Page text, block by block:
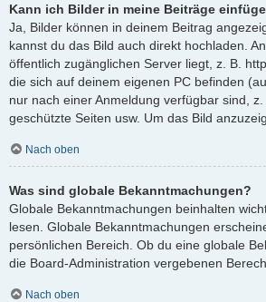
Kann ich Bilder in meine Beiträge
Ja, Bilder können in deinem Beitrag
kannst du das Bild auch direkt hochladen.
öffentlich zugänglichen Server liegt, z. B.
die sich auf deinem eigenen PC befinden
nur nach einer Anmeldung verfügbar sind,
geschützte Seiten usw. Um das Bild
Nach oben
Was sind globale Bekanntmachungen?
Globale Bekanntmachungen beinhalten
lesen. Globale Bekanntmachungen
persönlichen Bereich. Ob du eine globale
die Board-Administration vergebenen
Nach oben